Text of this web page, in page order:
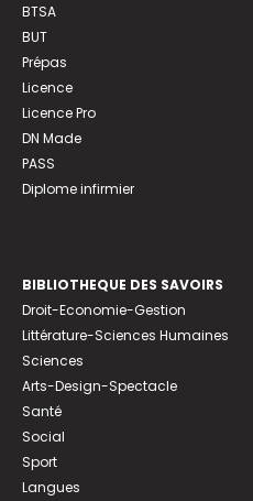
BTSA
BUT
Prépas
Licence
Licence Pro
DN Made
PASS
Diplome infirmier
BIBLIOTHEQUE DES SAVOIRS
Droit-Economie-Gestion
Littérature-Sciences Humaines
Sciences
Arts-Design-Spectacle
Santé
Social
Sport
Langues